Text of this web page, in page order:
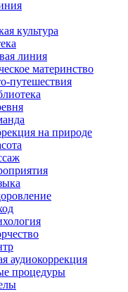
культура
линия
материнство
путешествия
на природе
аудиокоррекция
процедуры